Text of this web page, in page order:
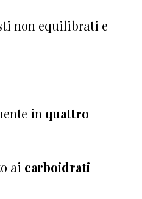
non equilibrati e
in quattro
ai carboidrati